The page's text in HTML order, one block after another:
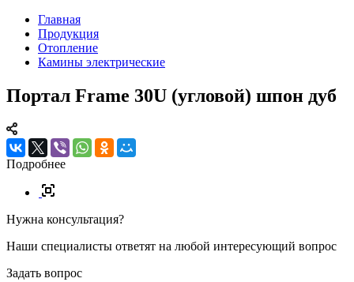
Главная
Продукция
Отопление
Камины электрические
Портал Frame 30U (угловой) шпон дуб
Подробнее
Нужна консультация?
Наши специалисты ответят на любой интересующий вопрос
Задать вопрос